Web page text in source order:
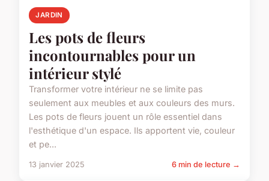
JARDIN
Les pots de fleurs
incontournables pour un
intérieur stylé
Transformer votre intérieur ne se limite pas
seulement aux meubles et aux couleurs des murs.
Les pots de fleurs jouent un rôle essentiel dans
l'esthétique d'un espace. Ils apportent vie, couleur
et pe...
13 janvier 2025 6 min de lecture →